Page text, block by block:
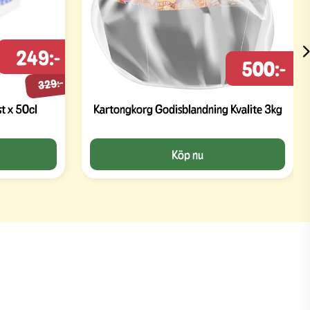
x 50cl
329:-
249:-
Kartongkorg Godisblandning Kvalite 3kg
500:-
Köp nu